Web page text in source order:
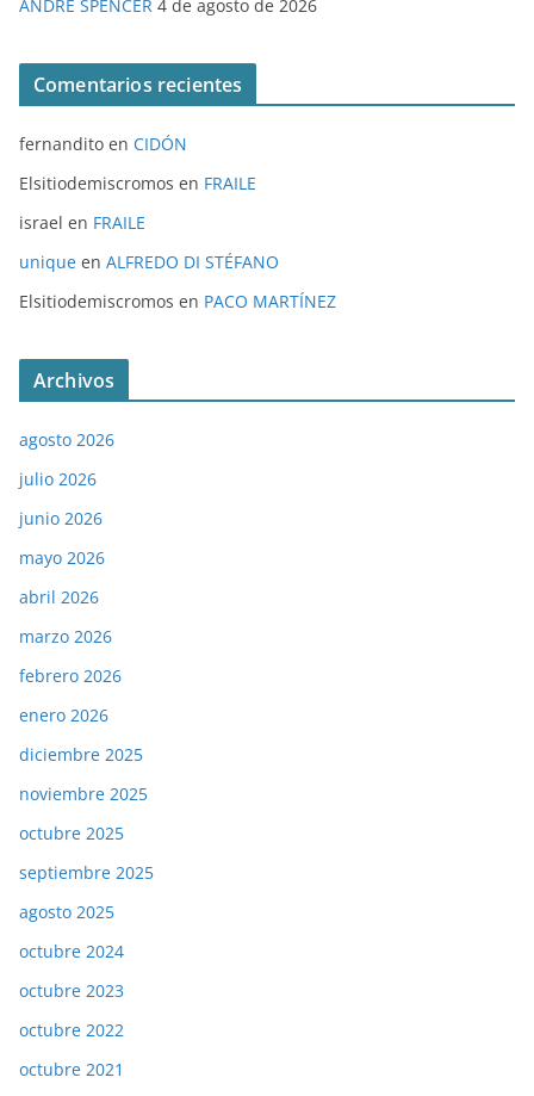
ANDRE SPENCER 4 de agosto de 2026
Comentarios recientes
fernandito en CIDÓN
Elsitiodemiscromos en FRAILE
israel en FRAILE
unique en ALFREDO DI STÉFANO
Elsitiodemiscromos en PACO MARTÍNEZ
Archivos
agosto 2026
julio 2026
junio 2026
mayo 2026
abril 2026
marzo 2026
febrero 2026
enero 2026
diciembre 2025
noviembre 2025
octubre 2025
septiembre 2025
agosto 2025
octubre 2024
octubre 2023
octubre 2022
octubre 2021